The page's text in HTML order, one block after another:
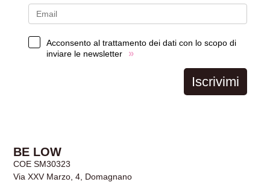
Acconsento al trattamento dei dati con lo scopo di
inviare le newsletter
»
Iscrivimi
BE LOW
COE SM30323
Via XXV Marzo, 4, Domagnano